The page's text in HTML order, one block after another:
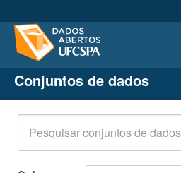
Conjuntos de dados
Organizações
Grupos
Sobre
Conjuntos de dados